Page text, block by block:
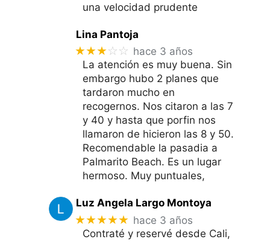
una velocidad prudente
Lina Pantoja
★★★☆☆ hace 3 años
La atención es muy buena. Sin
embargo hubo 2 planes que
tardaron mucho en
recogernos. Nos citaron a las 7
y 40 y hasta que porfin nos
llamaron de hicieron las 8 y 50.
Recomendable la pasadia a
Palmarito Beach. Es un lugar
hermoso. Muy puntuales,
Luz Angela Largo Montoya
★★★★★ hace 3 años
Contraté y reservé desde Cali,